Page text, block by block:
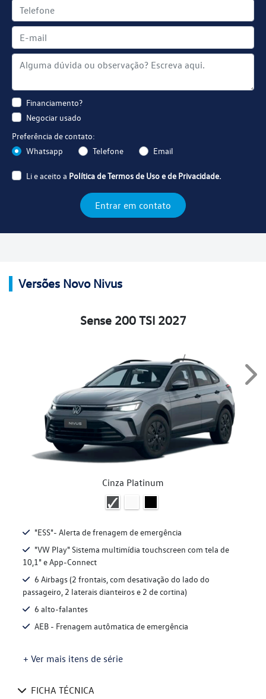
Financiamento?
Negociar usado
Preferência de contato:
Whatsapp
Telefone Email
Li e aceito a Política de Termos de Uso e de Privacidade.
Entrar em contato
Versões Novo Nivus
Sense 200 TSI 2027
Cinza Platinum
"ESS"- Alerta de frenagem de emergência
"VW Play" Sistema multimídia touchscreen com tela de
10,1" e App-Connect
6 Airbags (2 frontais, com desativação do lado do
passageiro, 2 laterais dianteiros e 2 de cortina)
6 alto-falantes
AEB - Frenagem autômatica de emergência
+ Ver mais itens de série
FICHA TÉCNICA